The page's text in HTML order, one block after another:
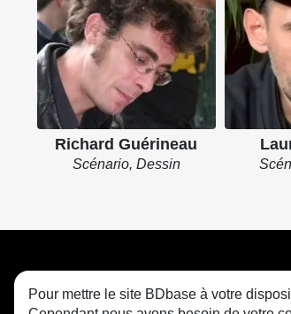
Richard Guérineau
Scénario, Dessin
Pour mettre le site BDbase à votre